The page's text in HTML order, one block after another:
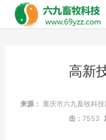
高新
来源： 重庆市六九畜牧科
击： 7553